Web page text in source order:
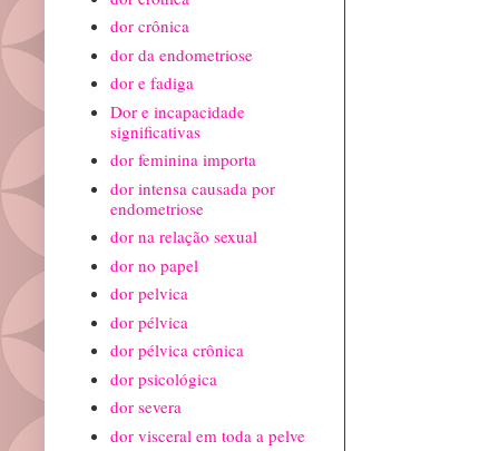
dor crônica
dor da endometriose
dor e fadiga
Dor e incapacidade
significativas
dor feminina importa
dor intensa causada por
endometriose
dor na relação sexual
dor no papel
dor pelvica
dor pélvica
dor pélvica crônica
dor psicológica
dor severa
dor visceral em toda a pelve